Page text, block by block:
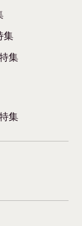
集
集
集